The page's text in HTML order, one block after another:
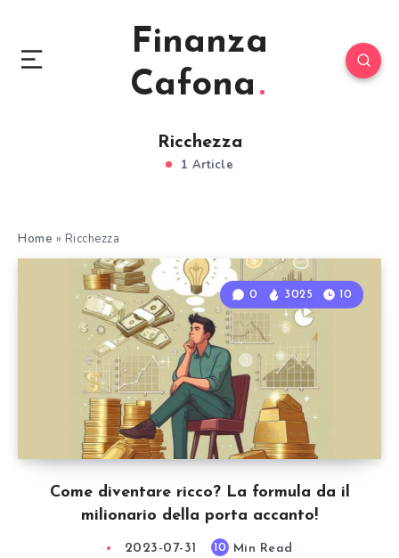
Finanza
Cafona
Ricchezza
1 Article
Home » Ricchezza
Come diventare ricco? La formula da il
milionario della porta accanto!
0 3025 10
2023-07-31 10 Min Read